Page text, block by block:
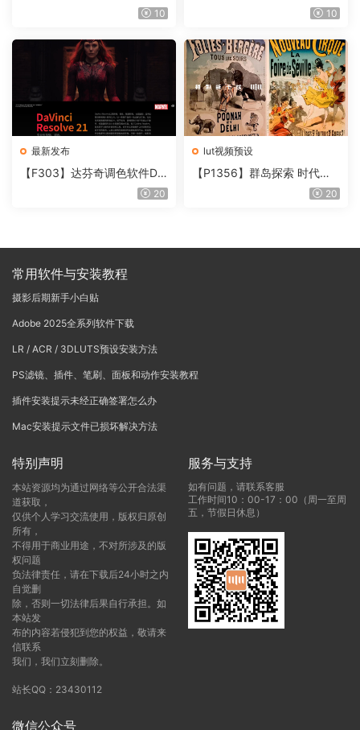
件 Contour V2.2.2 WinMac10
片质感DCTL节点调色预设 M
T V4.0
10
最新发布
【F303】达芬奇调色软件Da
Vinci Resolve Studio21.0.320
lut视频预设
【P1356】群岛探索 时代马
戏团 – QUEST 60 调色预设A
20
常用软件与安装教程
摄影后期新手小白贴
Adobe 2025全系列软件下载
LR / ACR / 3DLUTS预设安装方法
PS滤镜、插件、笔刷、面板和动作安装教程
插件安装提示未经正确签署怎么办
Mac安装提示文件已损坏解决方法
特别声明
本站资源均为通过网络等公开合法渠
道获取，
仅供个人学习交流使用，版权归原创
所有，
不得用于商业用途，不对所涉及的版
权问题
负法律责任，请在下载后24小时之内
自觉删
除，否则一切法律后果自行承担。如
本站发
布的内容若侵犯到您的权益，敬请来
信联系
我们，我们立刻删除。
站长QQ：23430112
服务与支持
如有问题，请联系客服
工作时间10：00-17：00（周一至周
五，节假日休息）
微信公众号